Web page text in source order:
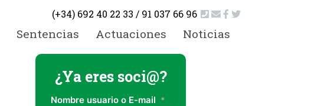
(+34) 692 40 22 33 / 91 037 66 96
Sentencias Actuaciones Noticias
¿Ya eres soci@?
Nombre usuario o E-mail *